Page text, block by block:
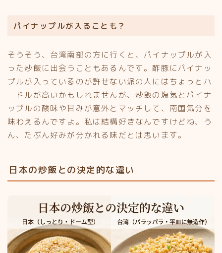
パイナップルが入ることも？
そうそう、台湾南部の方に行くと、パイナップルが入
った炒飯に出会うこともあるんです。酢豚にパイナッ
プルが入っているのが許せない派の人にはちょっとハ
ードルが高いかもしれませんが、炒飯の塩気とパイナ
ップルの酸味や甘みが意外とマッチして、南国気分を
味わえるんですよ。私は結構好きなんですけどね、う
ん、たぶん好みが分かれる味だとは思います。
日本の炒飯との決定的な違い